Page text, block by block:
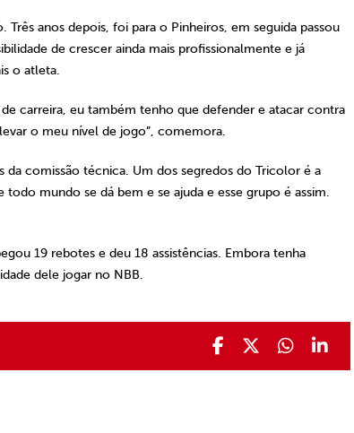
anos depois, foi para o Pinheiros, em seguida passou
de crescer ainda mais profissionalmente e já
o atleta.
carreira, eu também tenho que defender e atacar contra
o meu nível de jogo”, comemora.
comissão técnica. Um dos segredos do Tricolor é a
mundo se dá bem e se ajuda e esse grupo é assim.
19 rebotes e deu 18 assistências. Embora tenha
dele jogar no NBB.